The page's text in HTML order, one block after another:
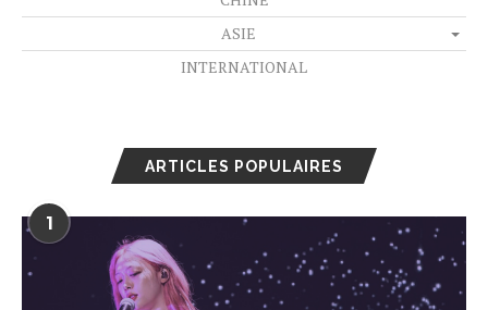
ASIE
INTERNATIONAL
ARTICLES POPULAIRES
1